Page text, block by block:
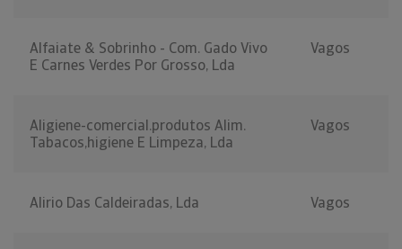
Alfaiate & Sobrinho - Com. Gado Vivo
E Carnes Verdes Por Grosso, Lda
Vagos
Aligiene-comercial.produtos Alim.
Tabacos,higiene E Limpeza, Lda
Vagos
Alirio Das Caldeiradas, Lda Vagos